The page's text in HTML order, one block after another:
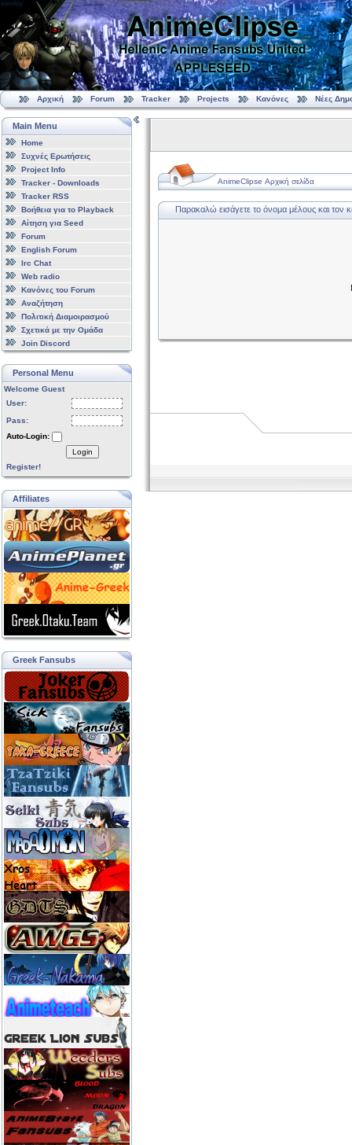
Αρχική Forum Tracker Projects Κανόνες Νέες
Main Menu
Home
Συχνές Ερωτήσεις
Project Info
Tracker - Downloads
Tracker RSS
Βοήθεια για το Playback
Αίτηση για Seed
Forum
English Forum
Irc Chat
Web radio
Κανόνες του Forum
Αναζήτηση
Πολιτική Διαμοιρασμού
Σχετικά με την Ομάδα
Join Discord
Personal Menu
Welcome Guest
User:
Pass:
Auto-Login:
Login
Register!
Affiliates
Greek Fansubs
AnimeClipse Αρχική σελίδα
Παρακαλώ εισάγετε το όνομα μέλους και τον